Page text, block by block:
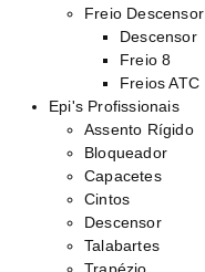
Freio Descensor
Descensor
Freio 8
Freios ATC
Epi's Profissionais
Assento Rígido
Bloqueador
Capacetes
Cintos
Descensor
Talabartes